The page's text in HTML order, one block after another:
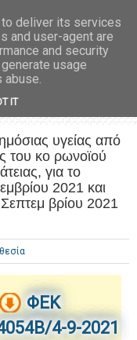
υγείας από
του κο ρωνοϊού
για το
2021 και
βρίου 2021
ΦΕΚ
4-9-2021
deliver its services
and user-agent are
and security
usage
abuse.
IT